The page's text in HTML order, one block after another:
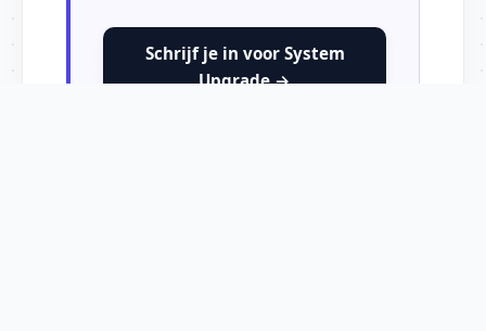
Schrijf je in voor System
Upgrade →